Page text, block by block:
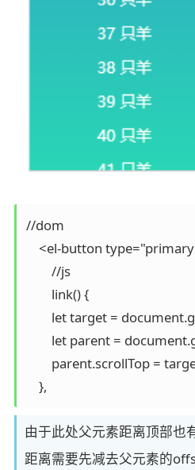
//dom
<el-button
let parent =
    },
由于此处父元素距离顶部也
距离需要先减去父元素的